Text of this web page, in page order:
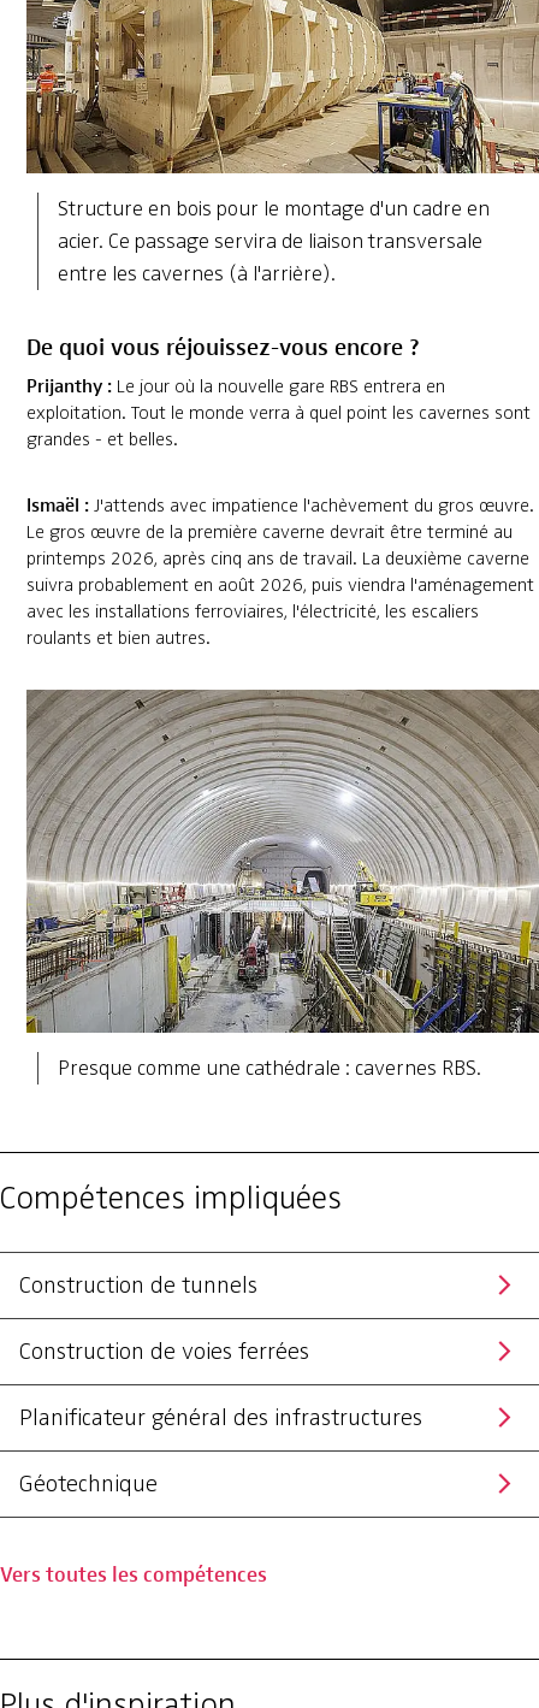
Structure en bois pour le montage d'un cadre en
acier. Ce passage servira de liaison transversale
entre les cavernes (à l'arrière).
De quoi vous réjouissez-vous encore ?
Prijanthy : Le jour où la nouvelle gare RBS entrera en
exploitation. Tout le monde verra à quel point les cavernes sont
grandes - et belles.
Ismaël : J'attends avec impatience l'achèvement du gros œuvre.
Le gros œuvre de la première caverne devrait être terminé au
printemps 2026, après cinq ans de travail. La deuxième caverne
suivra probablement en août 2026, puis viendra l'aménagement
avec les installations ferroviaires, l'électricité, les escaliers
roulants et bien autres.
Presque comme une cathédrale : cavernes RBS.
Compétences impliquées
Construction de tunnels
Construction de voies ferrées
Planificateur général des infrastructures
Géotechnique
Vers toutes les compétences